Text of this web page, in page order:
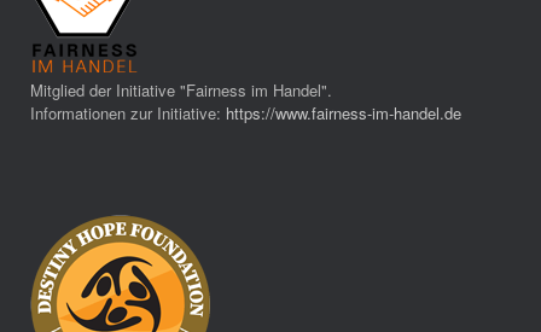
Mitglied der Initiative "Fairness im Handel".
Informationen zur Initiative: https://www.fairness-im-handel.de